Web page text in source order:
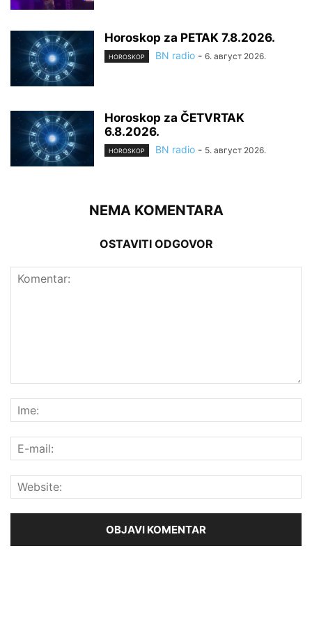
Horoskop za PETAK 7.8.2026.
HOROSKOP BN radio - 6. август 2026.
Horoskop za ČETVRTAK
6.8.2026.
HOROSKOP BN radio - 5. август 2026.
NEMA KOMENTARA
OSTAVITI ODGOVOR